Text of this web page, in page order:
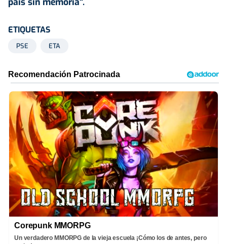
ETIQUETAS
PSE ETA
Corepunk MMORPG
Un verdadero MMORPG de la vieja escuela ¡Cómo los de antes, pero